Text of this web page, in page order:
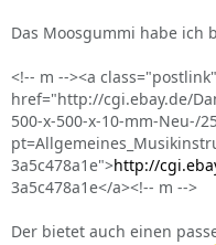
Das Moosgummi habe ich
<!-- m --><a class="postlink"
href="http://cgi.ebay.de/
500-x-500-x-10-mm-Neu-/
3a5c478a1e">http://
3a5c478a1e</a><!-- m -->
Der bietet auch einen